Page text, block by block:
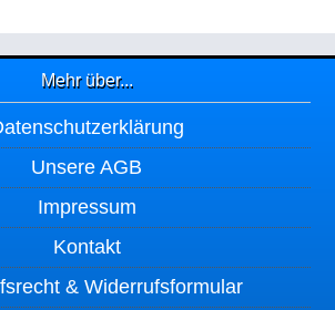
Mehr über...
Unsere AGB
Impressum
Kontakt
& Widerrufsformular